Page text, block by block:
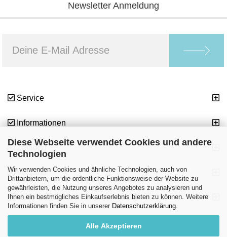
Diese Webseite verwendet Cookies und andere
Technologien
Wir verwenden Cookies und ähnliche Technologien, auch von
Drittanbietern, um die ordentliche Funktionsweise der Website zu
gewährleisten, die Nutzung unseres Angebotes zu analysieren und
Ihnen ein bestmögliches Einkaufserlebnis bieten zu können. Weitere
Informationen finden Sie in unserer Datenschutzerklärung
Alle Akzeptieren
Newsletter Anmeldung
Service
Informationen
Zahlung
Versand
Mehr Über...